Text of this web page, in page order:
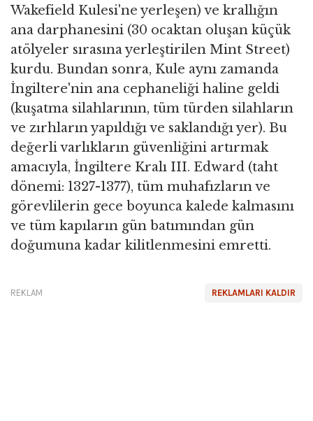
Wakefield Kulesi'ne yerleşen) ve krallığın
ana darphanesini (30 ocaktan oluşan küçük
atölyeler sırasına yerleştirilen Mint Street)
kurdu. Bundan sonra, Kule aynı zamanda
İngiltere'nin ana cephaneliği haline geldi
(kuşatma silahlarının, tüm türden silahların
ve zırhların yapıldığı ve saklandığı yer). Bu
değerli varlıkların güvenliğini artırmak
amacıyla, İngiltere Kralı III. Edward (taht
dönemi: 1327-1377), tüm muhafızların ve
görevlilerin gece boyunca kalede kalmasını
ve tüm kapıların gün batımından gün
doğumuna kadar kilitlenmesini emretti.
REKLAMLARI KALDIR
REKLAM